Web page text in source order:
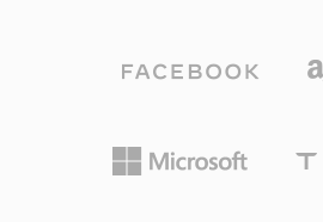
مطلقة عبر كل مراحل التحرير
على عكس MP3 أو AAC، لا يؤدي الحفظ المتكرر أبداً
ومن نقاط قوته أيضاً التكامل